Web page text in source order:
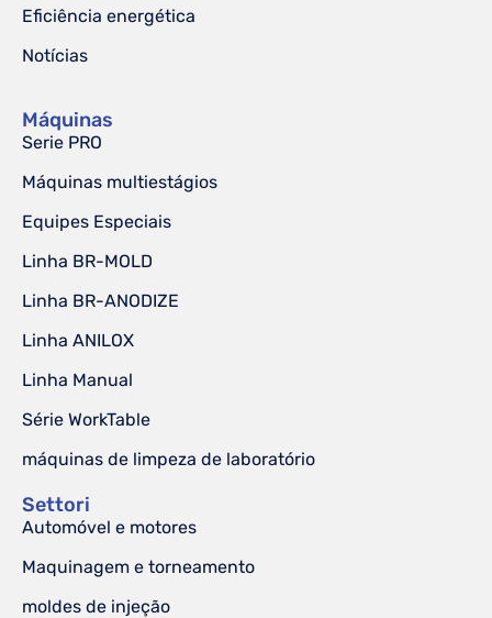
Eficiência energética
Notícias
Máquinas
Serie PRO
Máquinas multiestágios
Equipes Especiais
Linha BR-MOLD
Linha BR-ANODIZE
Linha ANILOX
Linha Manual
Série WorkTable
máquinas de limpeza de laboratório
Settori
Automóvel e motores
Maquinagem e torneamento
moldes de injeção